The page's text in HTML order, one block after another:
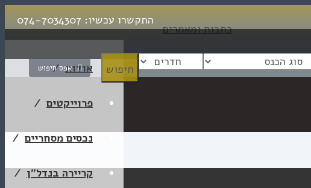
התקשרו עכשיו: 074-7034307
כתבות ומאמרים
אודות
פרוייקטים
נכסים מסחריים
קריירה בנדל”ן
אפס חיפוש